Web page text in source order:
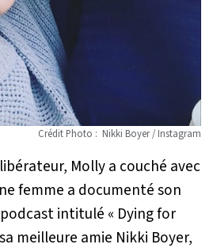
Crédit Photo : Nikki Boyer / Instagram
Molly a couché avec
femme a documenté son
intitulé « Dying for
meilleure amie Nikki Boyer,